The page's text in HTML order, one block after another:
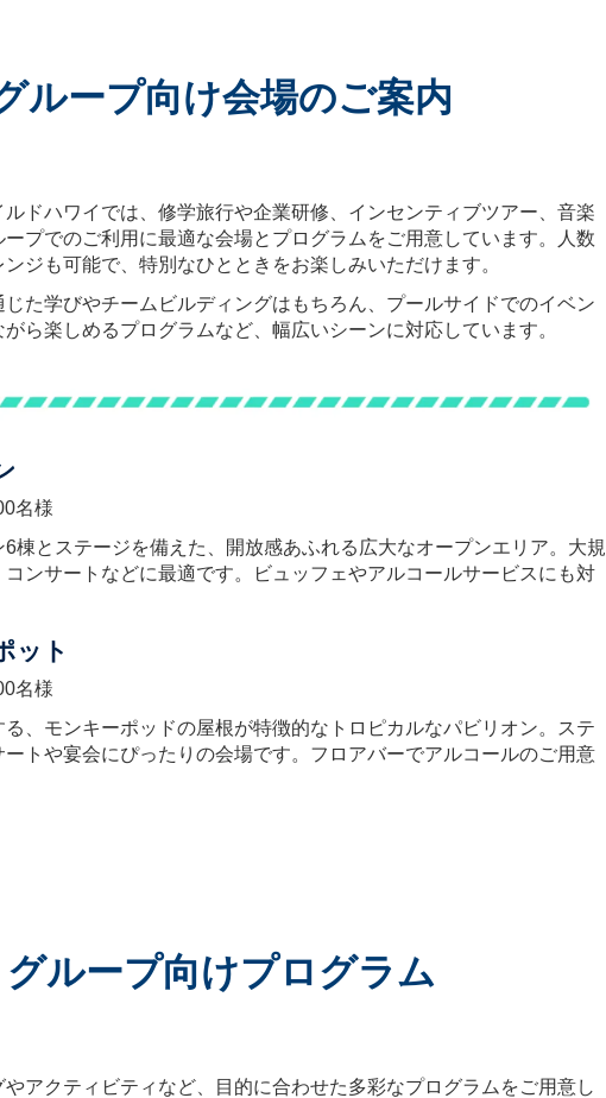
ループ向け会場のご案内
ルドハワイでは、修学旅行や企業研修、インセンティブツアー、音楽
プでのご利用に最適な会場とプログラムをご用意しています。人数
ジも可能で、特別なひとときをお楽しみいただけます。
た学びやチームビルディングはもちろん、プールサイドでのイベン
がら楽しめるプログラムなど、幅広いシーンに対応しています。
名様
棟とステージを備えた、開放感あふれる広大なオープンエリア。大規
ンサートなどに最適です。ビュッフェやアルコールサービスにも対
ット
名様
、モンキーポッドの屋根が特徴的なトロピカルなパビリオン。ステ
トや宴会にぴったりの会場です。フロアバーでアルコールのご用意
グループ向けプログラム
アクティビティなど、目的に合わせた多彩なプログラムをご用意し